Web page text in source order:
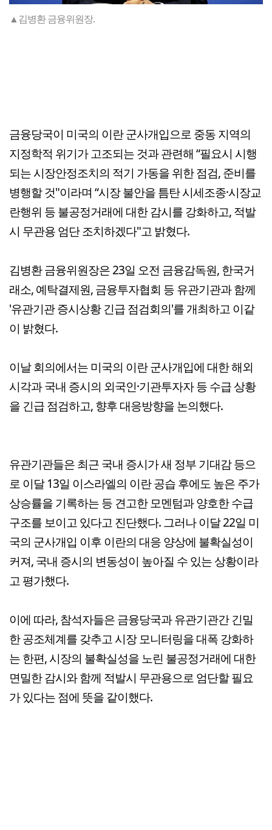
▲김병환 금융위원장.
금융당국이 미국의 이란 군사개입으로 중동 지역의
지정학적 위기가 고조되는 것과 관련해 “필요시 시행
되는 시장안정조치의 적기 가동을 위한 점검, 준비를
병행할 것"이라며 “시장 불안을 틈탄 시세조종·시장교
란행위 등 불공정거래에 대한 감시를 강화하고, 적발
시 무관용 엄단 조치하겠다"고 밝혔다.
김병환 금융위원장은 23일 오전 금융감독원, 한국거
래소, 예탁결제원, 금융투자협회 등 유관기관과 함께
'유관기관 증시상황 긴급 점검회의'를 개최하고 이같
이 밝혔다.
이날 회의에서는 미국의 이란 군사개입에 대한 해외
시각과 국내 증시의 외국인·기관투자자 등 수급 상황
을 긴급 점검하고, 향후 대응방향을 논의했다.
유관기관들은 최근 국내 증시가 새 정부 기대감 등으
로 이달 13일 이스라엘의 이란 공습 후에도 높은 주가
상승률을 기록하는 등 견고한 모멘텀과 양호한 수급
구조를 보이고 있다고 진단했다. 그러나 이달 22일 미
국의 군사개입 이후 이란의 대응 양상에 불확실성이
커져, 국내 증시의 변동성이 높아질 수 있는 상황이라
고 평가했다.
이에 따라, 참석자들은 금융당국과 유관기관간 긴밀
한 공조체계를 갖추고 시장 모니터링을 대폭 강화하
는 한편, 시장의 불확실성을 노린 불공정거래에 대한
면밀한 감시와 함께 적발시 무관용으로 엄단할 필요
가 있다는 점에 뜻을 같이했다.